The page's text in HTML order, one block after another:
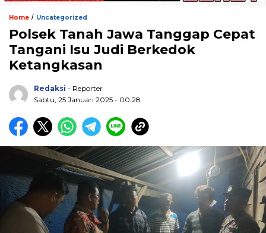
Home / Uncategorized
Polsek Tanah Jawa Tanggap Cepat
Tangani Isu Judi Berkedok
Ketangkasan
Redaksi - Reporter
Sabtu, 25 Januari 2025 - 00:28